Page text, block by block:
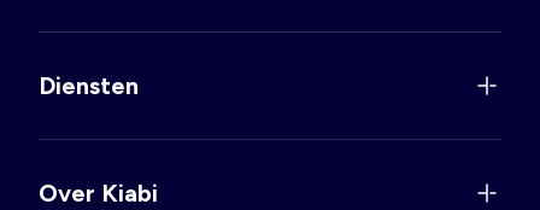
Diensten
Over Kiabi